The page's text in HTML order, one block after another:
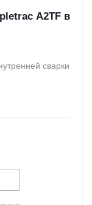
A2TF в
сварки